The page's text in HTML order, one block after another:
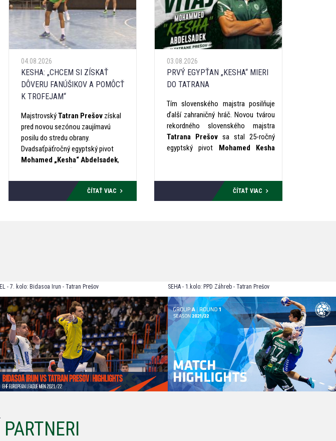
04.08.2026
KESHA: „CHCEM SI ZÍSKAŤ
DÔVERU FANÚŠIKOV A POMÔCŤ
K TROFEJAM“
MajstrovskýTatran Prešovzískal
pred novou sezónou zaujímavú
posilu do stredu obrany.
Dvadsaťpäťročný egyptský pivot
Mohamed „Kesha“ Abdelsadek,
prichádza do Prešova po pôsobení v
Egypte, Taliansku, Španielsku a
Grécku. V tradičnom uvítacom
rozhovore prezradil, ako vznikla jeho
ČÍTAŤ VIAC
03.08.2026
PRVÝ EGYPŤAN „KESHA“ MIERI
DO TATRANA
Tím slovenského majstra posilňuje
ďalší zahraničný hráč. Novou tvárou
rekordného slovenského majstra
Tatrana Prešovsa stal 25-ročný
egyptský pivot Mohamed Kesha
ďalšiu sezónu. Do Prešova prichádza
z gréckeho klubu
PAOK Solún
Skúsenosti má však aj z pôsobenia
ČÍTAŤ VIAC
EL - 7. kolo: Bidasoa Irun - Tatran Prešov SEHA - 1.kolo: PPD Záhreb - Tatran Prešov
PARTNERI